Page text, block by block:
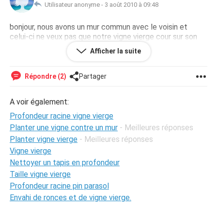
Utilisateur anonyme - 3 août 2010 à 09:48
bonjour, nous avons un mur commun avec le voisin et
celui-ci ne veux pas que notre vigne vierge cour sur son
mur que pouvons nous mettre pour qu'elle ne si accroche
Afficher la suite
Répondre (2) Partager
A voir également:
Profondeur racine vigne vierge
Planter une vigne contre un mur - Meilleures réponses
Planter vigne vierge - Meilleures réponses
Vigne vierge
Nettoyer un tapis en profondeur
Taille vigne vierge
Profondeur racine pin parasol
Envahi de ronces et de vigne vierge.